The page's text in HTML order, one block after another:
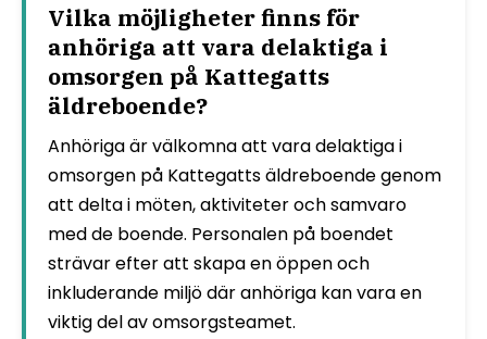
Vilka möjligheter finns för
anhöriga att vara delaktiga i
omsorgen på Kattegatts
äldreboende?
Anhöriga är välkomna att vara delaktiga i
omsorgen på Kattegatts äldreboende genom
att delta i möten, aktiviteter och samvaro
med de boende. Personalen på boendet
strävar efter att skapa en öppen och
inkluderande miljö där anhöriga kan vara en
viktig del av omsorgsteamet.